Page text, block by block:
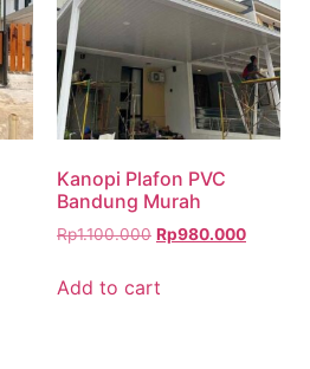
Kanopi Plafon PVC
Bandung Murah
Rp1.100.000 Rp980.000
Add to cart